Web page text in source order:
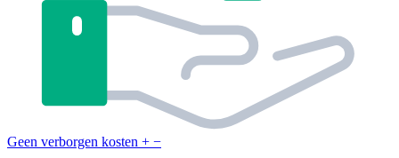
Geen verborgen kosten + −